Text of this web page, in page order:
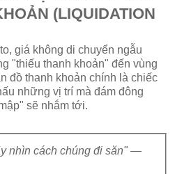
(LIQUIDATION
giá không di chuyển ngẫu
"thiếu thanh khoản" đến vùng
đồ thanh khoản chính là chiếc
những vị trí mà đám đông
sẽ nhắm tới.
nhìn cách chúng đi săn"—